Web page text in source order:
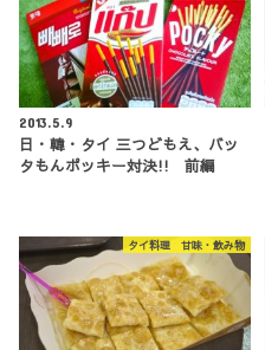
2013.5.9
日・韓・タイ 三つどもえ、バッ
タもんポッキー対決!! 前編
タイ料理 甘味・飲み物